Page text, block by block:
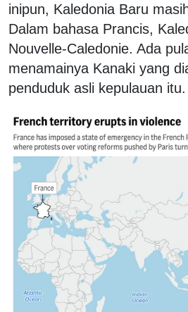
inipun, Kaledonia Baru
Dalam bahasa Prancis,
Nouvelle-Caledonie. Ada
menamainya Kanaki yang
penduduk asli kepulauan itu.